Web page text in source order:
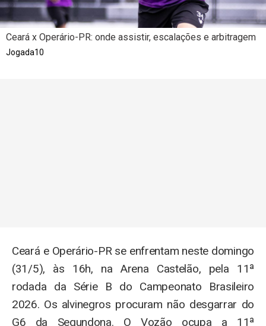
Ceará x Operário-PR: onde assistir, escalações e arbitragem
Jogada10
Ceará e Operário-PR se enfrentam neste domingo
(31/5), às 16h, na Arena Castelão, pela 11ª
rodada da Série B do Campeonato Brasileiro
2026. Os alvinegros procuram não desgarrar do
G6 da Segundona. O Vozão ocupa a 11ª